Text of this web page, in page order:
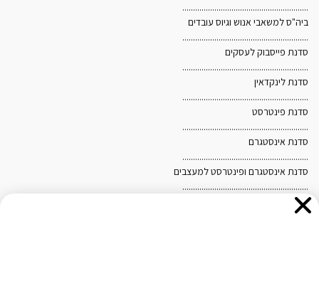
...........................................................
ביה"ס למשאבי אנוש וגיוס עובדים
...........................................................
סדנת פייסבוק לעסקים
...........................................................
סדנת לינקדאין
...........................................................
סדנת פינטרסט
...........................................................
סדנת אינסטגרם
...........................................................
סדנת אינסטגרם ופינטרסט למעצבים
...........................................................
מפת האתר
חוויית הגלישה והתאמת תכנים ופרסומים. בלחיצה על "אישור"
ובהמשך השימוש באתר, אתם מסכימים לשימוש כאמור. לקריאת
מדיניות הפרטיות ומדיניות ה-Cookies